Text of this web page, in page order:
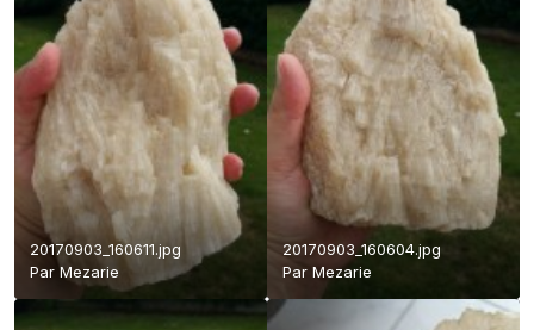
20170903_160611.jpg
Par Mezarie
20170903_160604.jpg
Par Mezarie